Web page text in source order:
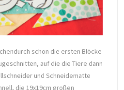
schon die ersten Blöcke
auf die die Tiere dann
und Schneidematte
die 19x19cm großen